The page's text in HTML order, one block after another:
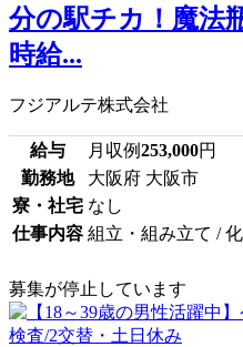
分の駅チカ！魔法
時給...
フジアルテ株式会社
給与 月収例253,000円
勤務地
大阪府 大阪市
寮・社宅 なし
仕事内容 組立・組み立て /
募集が停止しています